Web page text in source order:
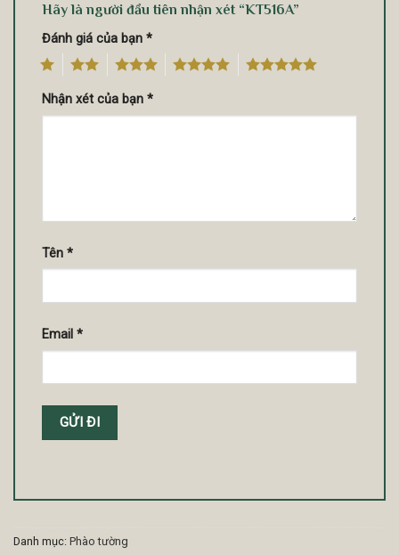
Hãy là người đầu tiên nhận xét “KT516A”
Đánh giá của bạn *
4 5
Nhận xét của bạn *
Tên *
Email *
Danh mục: Phào tường